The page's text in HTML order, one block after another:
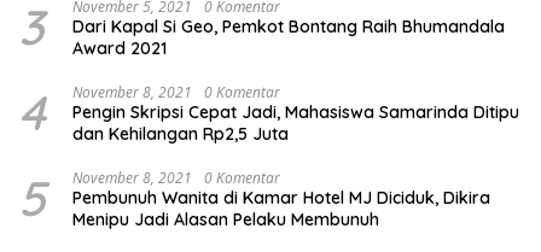
3 November 5, 2021 0 Komentar
Dari Kapal Si Geo, Pemkot Bontang Raih Bhumandala
Award 2021
4 November 8, 2021 0 Komentar
Pengin Skripsi Cepat Jadi, Mahasiswa Samarinda Ditipu
dan Kehilangan Rp2,5 Juta
5 November 8, 2021 0 Komentar
Pembunuh Wanita di Kamar Hotel MJ Diciduk, Dikira
Menipu Jadi Alasan Pelaku Membunuh